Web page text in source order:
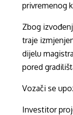
privremenog
Zbog
traje
dijelu
pored
Vozači se
Investitor